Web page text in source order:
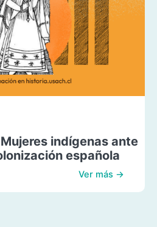
indígenas ante
española
Ver más →